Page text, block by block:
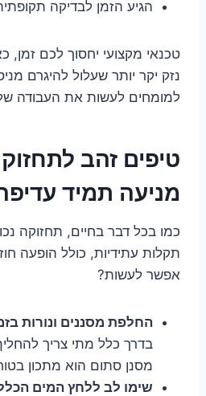
הגיע הזמן לבדיקה
טכנאי מקצועי יחסוך לכם זמן,
נזק יקר יותר שעלול להיגרם
למומחים לעשות את העבודה
טיפים זהב
מניעה תמיד
כמו בכל דבר בחיים, תחזוקה
אפשר לעשות?
החלפת מסננים ונורות
בדרך כלל מתי צריך
מסנן סתום הוא מתכון
שימו לב ללחץ המים